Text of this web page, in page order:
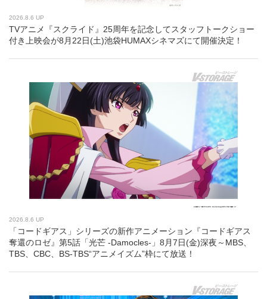
2026.8.6 UP
TVアニメ『スクライド』25周年を記念してスタッフトークショー
付き上映会が8月22日(土)池袋HUMAXシネマズにて開催決定！
2026.8.6 UP
「コードギアス」シリーズの新作アニメーション『コードギアス
奪還のロゼ』第5話「光芒 -Damocles-」8月7日(金)深夜～MBS、
TBS、CBC、BS-TBS“アニメイズム”枠にて放送！